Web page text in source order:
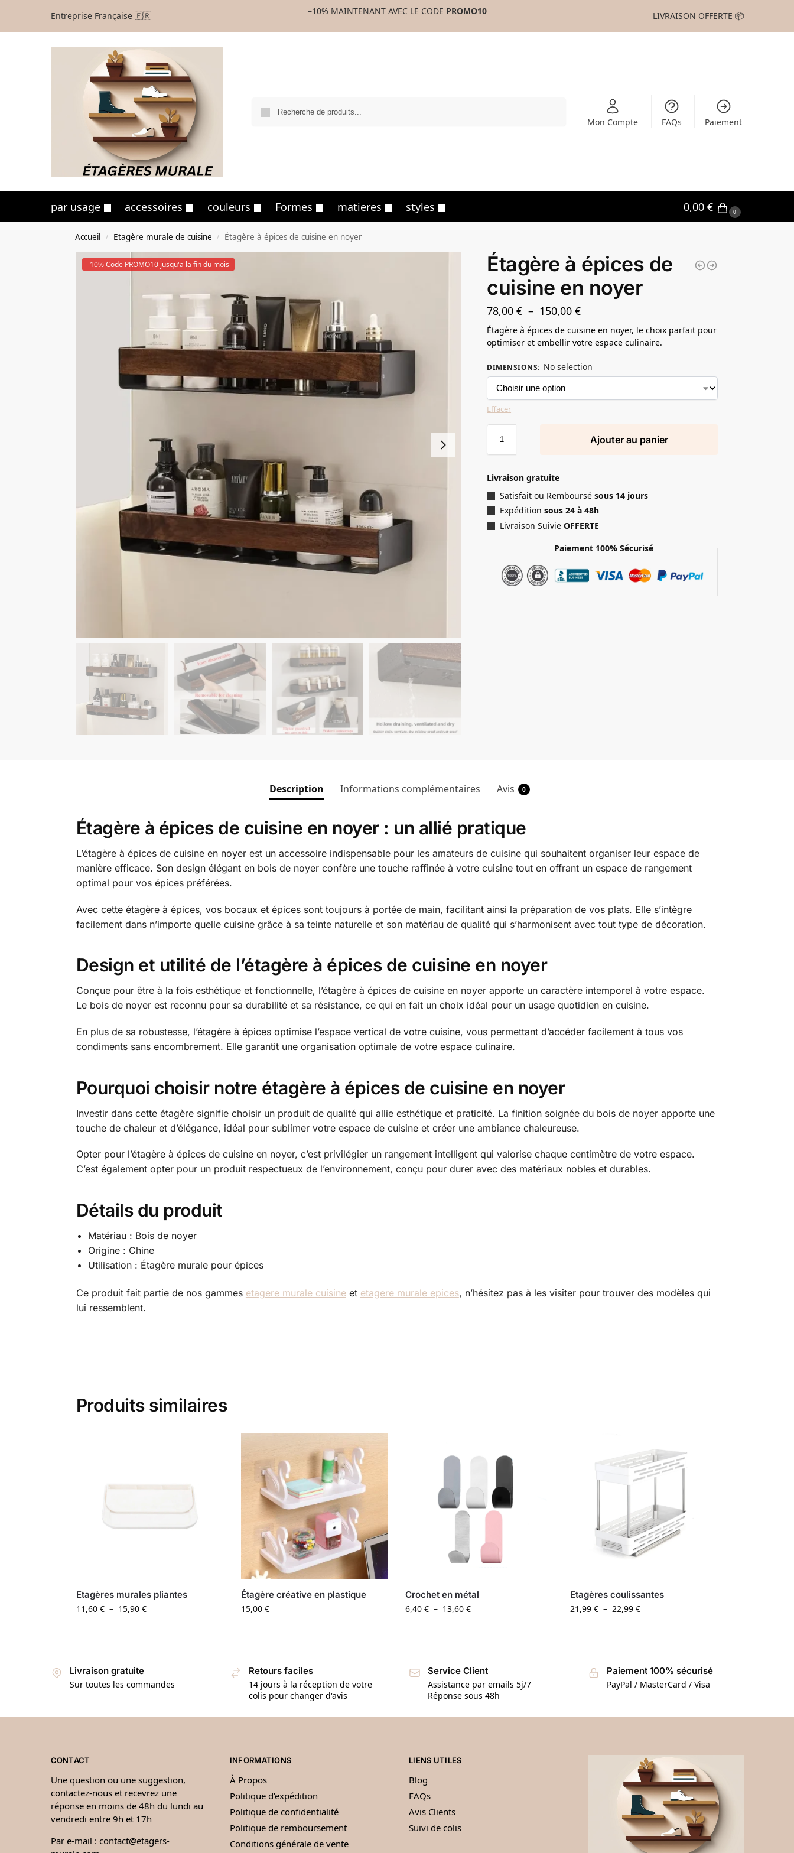
Entreprise Française 🇫🇷 –10% MAINTENANT AVEC LE CODE PROMO10 LIVRAISON OFFERTE 📦
Mon Compte FAQs Paiement
par usage accessoires couleurs Formes matieres styles 0,00 € 0
Accueil / Etagère murale de cuisine / Étagère à épices de cuisine en noyer
-10% Code PROMO10 jusqu'a la fin du mois
Étagère à épices de
cuisine en noyer
78,00€ – 150,00€
Étagère à épices de cuisine en noyer, le choix parfait pour
optimiser et embellir votre espace culinaire.
DIMENSIONS: No selection
Effacer
Ajouter au panier
Livraison gratuite
Satisfait ou Remboursésous 14 jours
Expédition sous 24 à 48h
Livraison SuivieOFFERTE
Paiement 100% Sécurisé
Description Informations complémentaires Avis 0
Étagère à épices de cuisine en noyer : un allié pratique
L’étagère à épices de cuisine en noyer est un accessoire indispensable pour les amateurs de cuisine qui souhaitent organiser leur espace de
manière efficace. Son design élégant en bois de noyer confère une touche raffinée à votre cuisine tout en offrant un espace de rangement
optimal pour vos épices préférées.
Avec cette étagère à épices, vos bocaux et épices sont toujours à portée de main, facilitant ainsi la préparation de vos plats. Elle s’intègre
facilement dans n’importe quelle cuisine grâce à sa teinte naturelle et son matériau de qualité qui s’harmonisent avec tout type de décoration.
Design et utilité de l’étagère à épices de cuisine en noyer
Conçue pour être à la fois esthétique et fonctionnelle, l’étagère à épices de cuisine en noyer apporte un caractère intemporel à votre espace.
Le bois de noyer est reconnu pour sa durabilité et sa résistance, ce qui en fait un choix idéal pour un usage quotidien en cuisine.
En plus de sa robustesse, l’étagère à épices optimise l’espace vertical de votre cuisine, vous permettant d’accéder facilement à tous vos
condiments sans encombrement. Elle garantit une organisation optimale de votre espace culinaire.
Pourquoi choisir notre étagère à épices de cuisine en noyer
Investir dans cette étagère signifie choisir un produit de qualité qui allie esthétique et praticité. La finition soignée du bois de noyer apporte une
touche de chaleur et d’élégance, idéal pour sublimer votre espace de cuisine et créer une ambiance chaleureuse.
Opter pour l’étagère à épices de cuisine en noyer, c’est privilégier un rangement intelligent qui valorise chaque centimètre de votre espace.
C’est également opter pour un produit respectueux de l’environnement, conçu pour durer avec des matériaux nobles et durables.
Détails du produit
Matériau : Bois de noyer
Origine : Chine
Utilisation : Étagère murale pour épices
Ce produit fait partie de nos gammes etagere murale cuisineet etagere murale epices, n’hésitez pas à les visiter pour trouver des modèles qui
lui ressemblent.
Produits similaires
Etagères murales pliantes
11,60 € – 15,90 €
Étagère créative en plastique
15,00 €
Crochet en métal
6,40€ – 13,60€
Etagères coulissantes
21,99€ – 22,99€
Livraison gratuite
Sur toutes les commandes
Retours faciles
14 jours à la réception de votre
colis pour changer d'avis
Service Client
Assistance par emails 5j/7
Réponse sous 48h
Paiement 100% sécurisé
PayPal / MasterCard / Visa
CONTACT
Une question ou une suggestion,
contactez-nous et recevrez une
réponse en moins de 48h du lundi au
vendredi entre 9h et 17h
Par e-mail : contact@etagers-
INFORMATIONS
À Propos
Politique d’expédition
Politique de confidentialité
Politique de remboursement
Conditions générale de vente
LIENS UTILES
Blog
FAQs
Avis Clients
Suivi de colis